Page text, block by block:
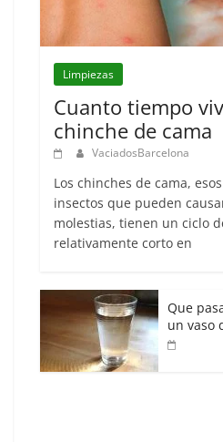
Limpiezas
Cuanto tiempo
chinche de cama
VaciadosBarcelona
Los chinches de cama,
insectos que pueden
molestias, tienen un ciclo
relativamente corto en
Que
un vaso